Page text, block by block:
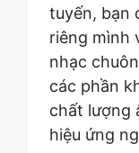
các phần
chất lượng
hiệu ứng
Tôi có